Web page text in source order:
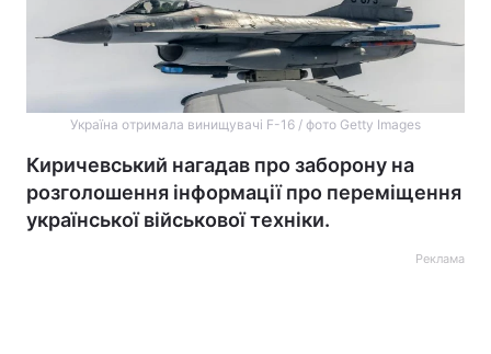
Україна отримала винищувачі F-16 / фото Getty Images
Киричевський нагадав про заборону на
розголошення інформації про переміщення
української військової техніки.
Реклама